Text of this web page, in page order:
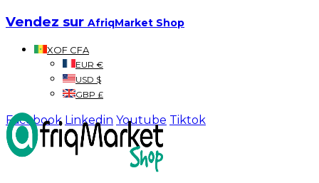
Vendez sur AfriqMarket Shop
XOF CFA
EUR €
USD $
GBP £
Facebook Linkedin Youtube Tiktok